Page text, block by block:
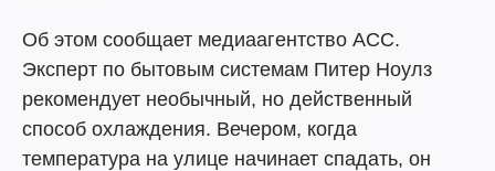
Об этом сообщает медиаагентство АСС.
Эксперт по бытовым системам Питер Ноулз
рекомендует необычный, но действенный
способ охлаждения. Вечером, когда
температура на улице начинает спадать, он